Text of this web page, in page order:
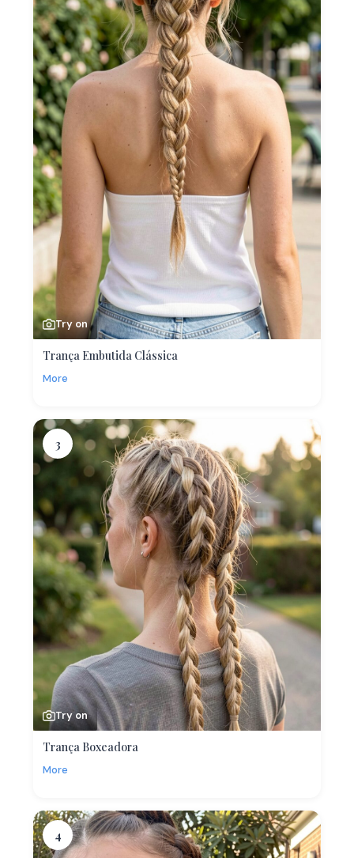
Try on
Trança Embutida Clássica
More
3
Try on
Trança Boxeadora
More
4